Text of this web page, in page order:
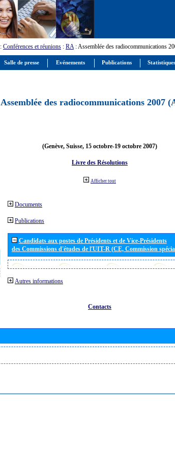
: Conférences et réunions : RA: Assemblée des radiocommunications
Assemblée des radiocommunications 2007
(Genève, Suisse, 15 octobre-19 octobre 2007)
Livre des Résolutions
Afficher tout
Documents
Publications
Candidats aux postes de Présidents et de Vice-Présidents
des Commissions d'études de l'UIT-R (CE, Commission
Autres informations
Contacts
Salle de presse Evénements Publications Statistiques